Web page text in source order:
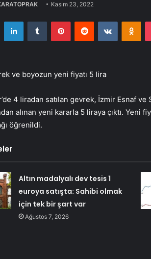
Kasım 23, 2022
Twitter LinkedInTumblr PinterestReddit VKontakte
ve boyozun yeni fiyatı 5 lira
4 liradan satılan gevrek, İzmir Esnaf
alınan yeni kararla 5 liraya çıktı.
öğrenildi.
Altın madalyalı dev tesis 1
euroya satışta: Sahibi olmak
için tek bir şart var
Ağustos 7, 2026